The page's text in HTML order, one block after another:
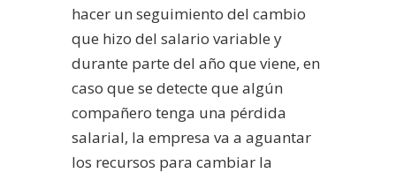
hacer un seguimiento del cambio
que hizo del salario variable y
durante parte del año que viene, en
caso que se detecte que algún
compañero tenga una pérdida
salarial, la empresa va a aguantar
los recursos para cambiar la